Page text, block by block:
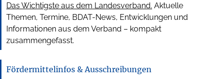
Das Wichtigste aus dem Landesverband. Aktuelle
Themen, Termine, BDAT-News, Entwicklungen und
Informationen aus dem Verband – kompakt
zusammengefasst.
Fördermittelinfos & Ausschreibungen